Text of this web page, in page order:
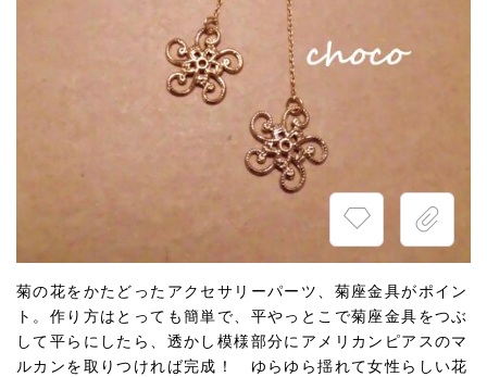
菊の花をかたどったアクセサリーパーツ、菊座金具がポイン
ト。作り方はとっても簡単で、平やっとこで菊座金具をつぶ
して平らにしたら、透かし模様部分にアメリカンピアスのマ
ルカンを取りつければ完成！ ゆらゆら揺れて女性らしい花